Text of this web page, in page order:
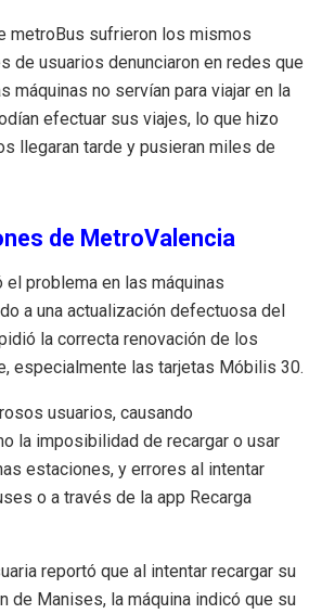
metroBus sufrieron los mismos
de usuarios denunciaron en redes que
máquinas no servían para viajar en la
efectuar sus viajes, lo que hizo
llegaran tarde y pusieran miles de
de MetroValencia
el problema en las máquinas
a una actualización defectuosa del
la correcta renovación de los
especialmente las tarjetas Móbilis 30.
usuarios, causando
la imposibilidad de recargar o usar
estaciones, y errores al intentar
o a través de la app Recarga
reportó que al intentar recargar su
de Manises, la máquina indicó que su